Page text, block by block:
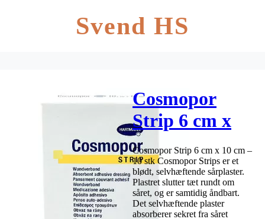
Svend HS
Cosmopor
Strip 6 cm x
10 cm – 10 stk
Cosmopor Strip 6 cm x 10 cm –
10 stk Cosmopor Strips er et
blødt, selvhæftende sårplaster.
Plastret slutter tæt rundt om
såret, og er samtidig åndbart.
Det selvhæftende plaster
absorberer sekret fra såret